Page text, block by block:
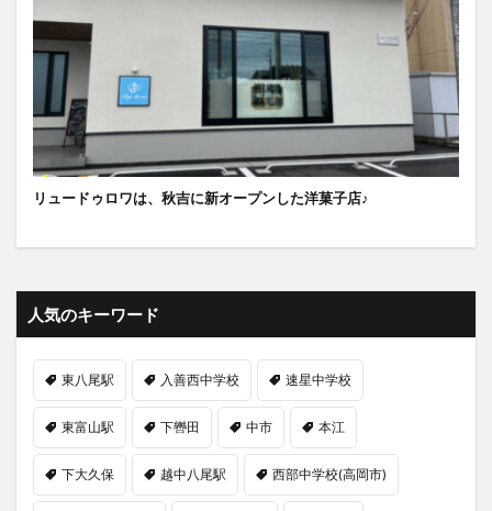
リュードゥロワは、秋吉に新オープンした洋菓子店♪
人気のキーワード
東八尾駅 入善西中学校 速星中学校
東富山駅 下轡田 中市 本江
下大久保 越中八尾駅 西部中学校(高岡市)